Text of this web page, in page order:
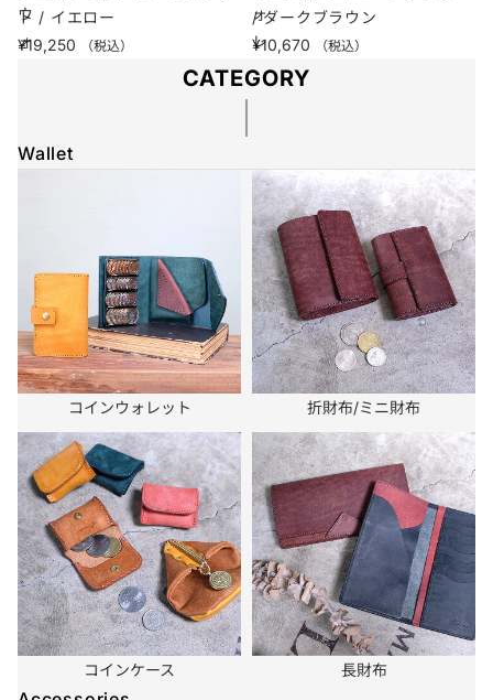
ウ
ォ
/
ト / イエロー
¥19,250
（税込）
ォ
レ
ッ
ー
ク
ブ
ラ
ウ
ン
/ ダークブラウン
¥10,670
（税込）
CATEGORY
Wallet
コインウォレット 折財布/ミニ財布
コインケース 長財布